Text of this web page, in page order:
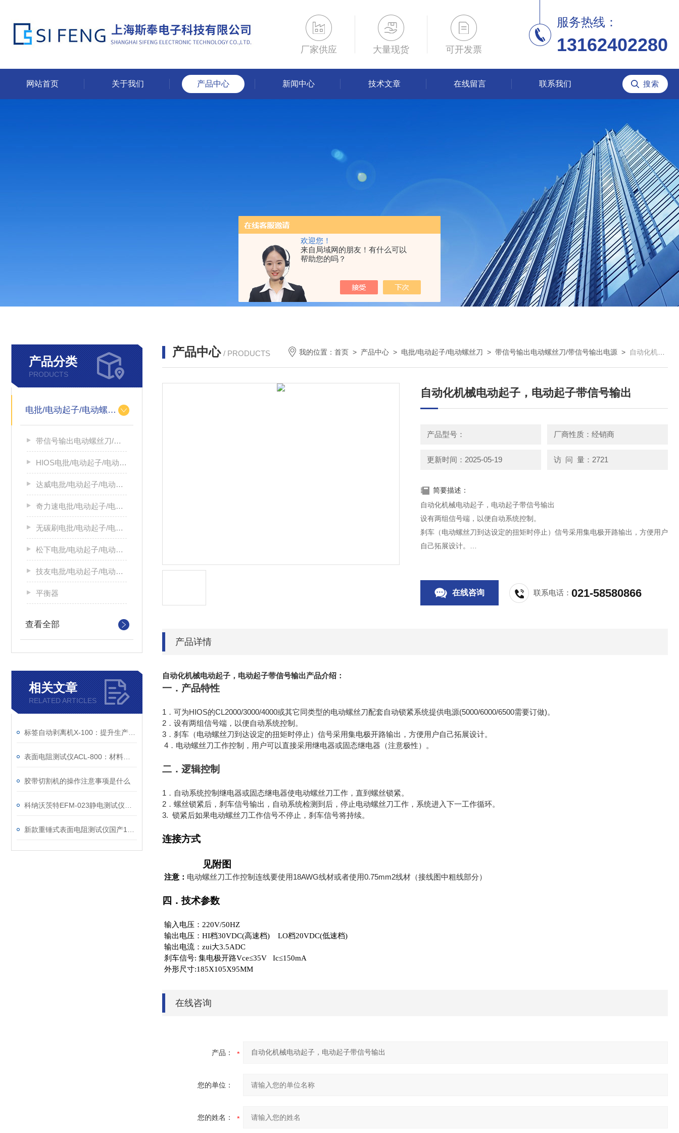
欢迎您！
来自局域网的朋友！有什么可以
帮助您的吗？
厂家供应 大量现货 可开发票
服务热线：
13162402280
网站首页 关于我们 产品中心 新闻中心 技术文章 在线留言 联系我们
产品分类
PRODUCTS
电批/电动起子/电动螺丝刀
带信号输出电动螺丝刀/带信号输出电源
HIOS电批/电动起子/电动螺丝刀
达威电批/电动起子/电动螺丝刀
奇力速电批/电动起子/电动螺丝刀
无碳刷电批/电动起子/电动螺丝刀
松下电批/电动起子/电动螺丝刀
技友电批/电动起子/电动螺丝刀
平衡器
查看全部
相关文章
RELATED ARTICLES
胶带切割机的操作注意事项是什么
产品中心 / PRODUCTS 我的位置：首页 > 产品中心 > 电批/电动起子/电动螺丝刀 >带信号输出电动螺丝刀/带信号输出电源 > 自动化机械电动起子，电动起子带信号输出
自动化机械电动起子，电动起子带信号输出
产品型号： 厂商性质：经销商
更新时间：2025-05-19 访 问 量：2721
简要描述：
自动化机械电动起子，电动起子带信号输出
设有两组信号端，以便自动系统控制。
刹车（电动螺丝刀到达设定的扭矩时停止）信号采用集电极开路输出，方便用户
自己拓展设计。
在线咨询 联系电话：021-58580866
产品详情
自动化机械电动起子，电动起子带信号输出产品介绍：
一．产品特性
1 ．可为HIOS的CL2000/3000/4000或其它同类型的电动螺丝刀配套自动锁紧系统提供电源(5000/6000/6500需要订做)。
2 ．设有两组信号端，以便自动系统控制。
3 ．刹车（电动螺丝刀到达设定的扭矩时停止）信号采用集电极开路输出，方便用户自己拓展设计。
4 ．电动螺丝刀工作控制，用户可以直接采用继电器或固态继电器（注意极性）。
二．逻辑控制
1 ．自动系统控制继电器或固态继电器使电动螺丝刀工作，直到螺丝锁紧。
2 ．螺丝锁紧后，刹车信号输出，自动系统检测到后，停止电动螺丝刀工作，系统进入下一工作循环。
3. 锁紧后如果电动螺丝刀工作信号不停止，刹车信号将持续。
连接方式
见附图
注意： 电动螺丝刀工作控制连线要使用18AWG线材或者使用0.75mm2线材（接线图中粗线部分）
四．技术参数
输入电压：220V/50HZ
输出电压：HI档30VDC(高速档) LO档20VDC(低速档)
输出电流：zui大3.5ADC
刹车信号: 集电极开路Vce≤35V Ic≤150mA
外形尺寸:185X105X95MM
在线咨询
产品：
您的单位：
您的姓名：